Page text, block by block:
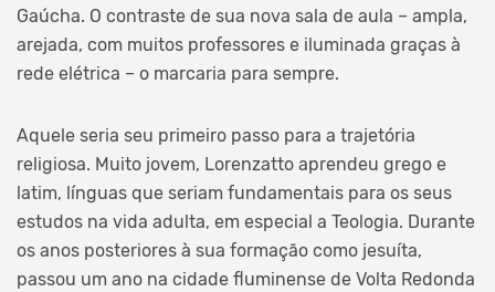
Gaúcha. O contraste de sua nova sala de aula – ampla,
arejada, com muitos professores e iluminada graças à
rede elétrica – o marcaria para sempre.
Aquele seria seu primeiro passo para a trajetória
religiosa. Muito jovem, Lorenzatto aprendeu grego e
latim, línguas que seriam fundamentais para os seus
estudos na vida adulta, em especial a Teologia. Durante
os anos posteriores à sua formação como jesuíta,
passou um ano na cidade fluminense de Volta Redonda